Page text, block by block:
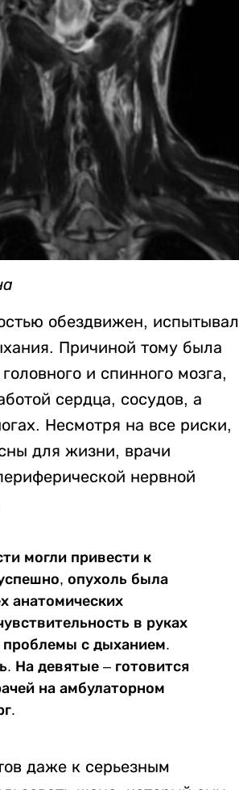
обездвижен, испытывал
Причиной тому была
и спинного мозга,
сердца, сосудов, а
Несмотря на все риски,
для жизни, врачи
нервной
могли привести к
опухоль была
анатомических
в руках
проблемы с дыханием.
На девятые – готовится
на амбулаторном
даже к серьезным